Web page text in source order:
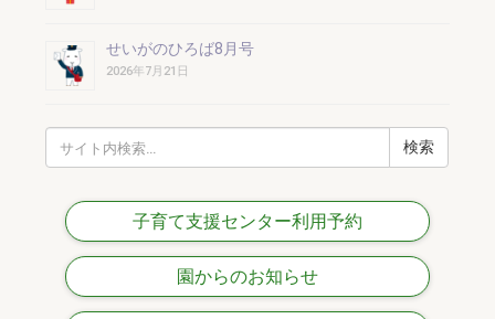
せいがのひろば8月号
2026年7月21日
子育て支援センター利用予約
園からのお知らせ